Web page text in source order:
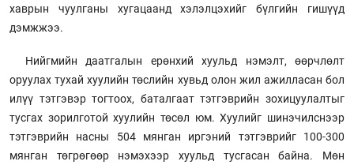
хаврын чуулганы хугацаанд хэлэлцэхийг бүлгийн гишүүд
дэмжжээ.
Нийгмийн даатгалын ерөнхий хуульд нэмэлт, өөрчлөлт
оруулах тухай хуулийн төслийн хувьд олон жил ажилласан бол
илүү тэтгэвэр тогтоох, баталгаат тэтгэврийн зохицуулалтыг
тусгах зорилготой хуулийн төсөл юм. Хуулийг шинэчилснээр
тэтгэврийн насны 504 мянган иргэний тэтгэврийг 100-300
мянган төгрөгөөр нэмэхээр хуульд тусгасан байна. Мөн